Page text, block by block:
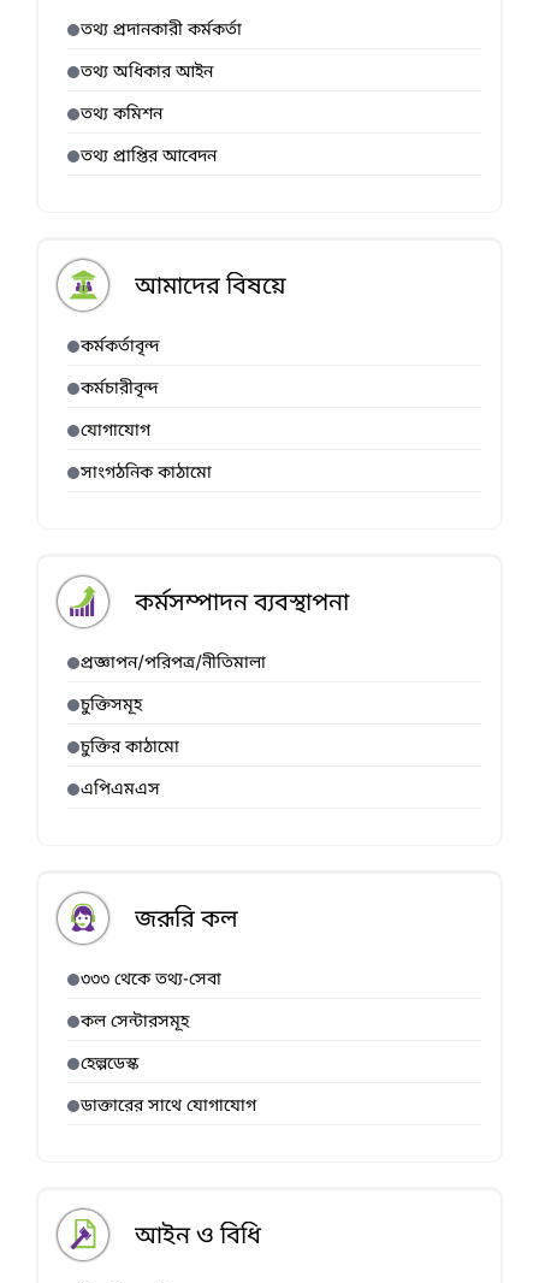
তথ্য প্রদানকারী কর্মকর্তা
তথ্য অধিকার আইন
তথ্য কমিশন
তথ্য প্রাপ্তির আবেদন
আমাদের বিষয়ে
কর্মকর্তাবৃন্দ
কর্মচারীবৃন্দ
যোগাযোগ
সাংগঠনিক কাঠামো
কর্মসম্পাদন ব্যবস্থাপনা
প্রজ্ঞাপন/পরিপত্র/নীতিমালা
চুক্তিসমূহ
চুক্তির কাঠামো
এপিএমএস
জরূরি কল
৩৩৩ থেকে তথ্য-সেবা
কল সেন্টারসমূহ
হেল্পডেস্ক
ডাক্তারের সাথে যোগাযোগ
আইন ও বিধি